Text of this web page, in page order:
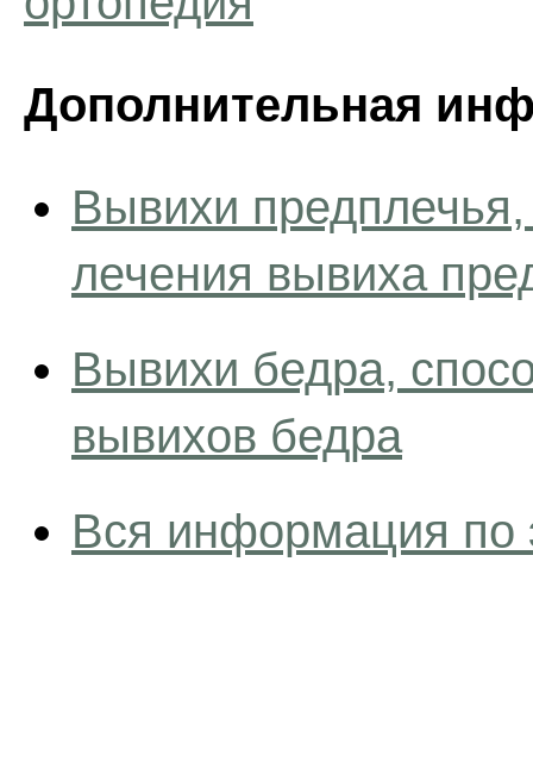
Дополнительная
Вывихи
лечения вывиха
Вывихи бедра,
вывихов бедра
Вся информация по